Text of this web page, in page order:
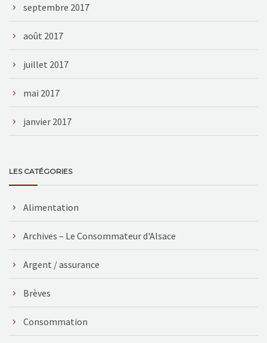
septembre 2017
août 2017
juillet 2017
mai 2017
janvier 2017
LES CATÉGORIES
Alimentation
Archives – Le Consommateur d'Alsace
Argent / assurance
Brèves
Consommation